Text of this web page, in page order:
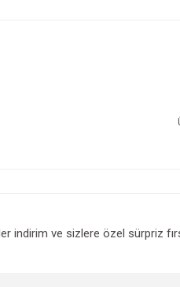
indirim ve sizlere özel sürpriz